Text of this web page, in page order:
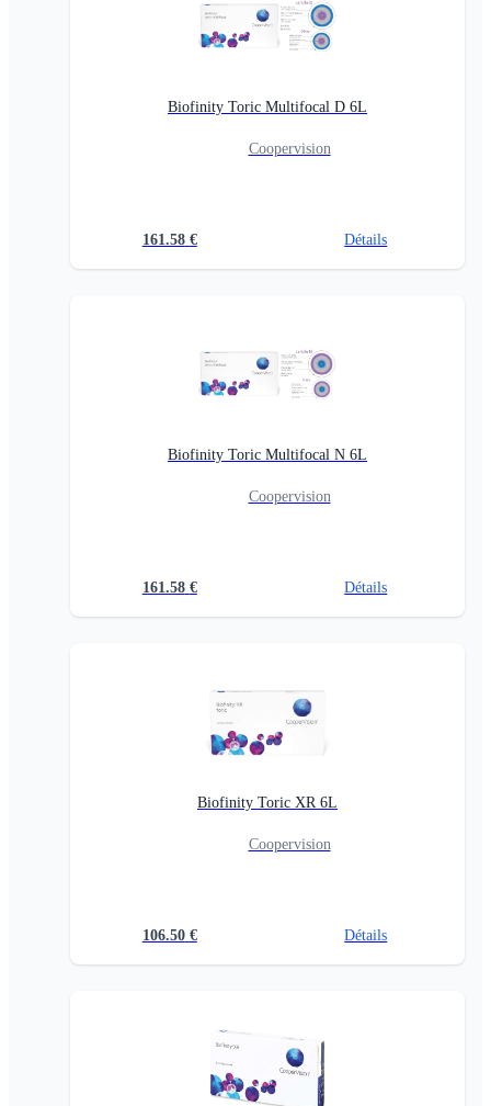
Biofinity Toric Multifocal D 6L
Coopervision
161.58 € Détails
Biofinity Toric Multifocal N 6L
Coopervision
161.58 € Détails
Biofinity Toric XR 6L
Coopervision
106.50 € Détails